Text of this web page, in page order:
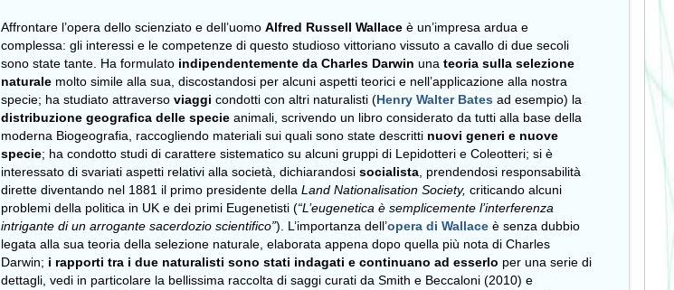
Affrontare l’opera dello scienziato e dell’uomoAlfred Russell Wallace è un’impresa ardua e
complessa: gli interessi e le competenze di questo studioso vittoriano vissuto a cavallo di due secoli
sono state tante. Ha formulato indipendentemente da Charles Darwin unateoria sulla selezione
naturale molto simile alla sua, discostandosi per alcuni aspetti teorici e nell’applicazione alla nostra
specie; ha studiato attraverso viaggi condotti con altri naturalisti (Henry Walter Bates ad esempio) la
distribuzione geografica delle specie animali, scrivendo un libro considerato da tutti alla base della
moderna Biogeografia, raccogliendo materiali sui quali sono state descritti nuovi generi e nuove
specie; ha condotto studi di carattere sistematico su alcuni gruppi di Lepidotteri e Coleotteri; si è
interessato di svariati aspetti relativi alla società, dichiarandosisocialista , prendendosi responsabilità
dirette diventando nel 1881 il primo presidente dellaLand Nationalisation Society,criticando alcuni
problemi della politica in UK e dei primi Eugenetisti (“L’eugenetica è semplicemente l’interferenza
intrigante di un arrogante sacerdozio scientifico”). L’importanza dell’opera di Wallace è senza dubbio
legata alla sua teoria della selezione naturale, elaborata appena dopo quella più nota di Charles
Darwin; i rapporti tra i due naturalisti sono stati indagati e continuano ad esserlo per una serie di
dettagli, vedi in particolare la bellissima raccolta di saggi curati da Smith e Beccaloni (2010) e